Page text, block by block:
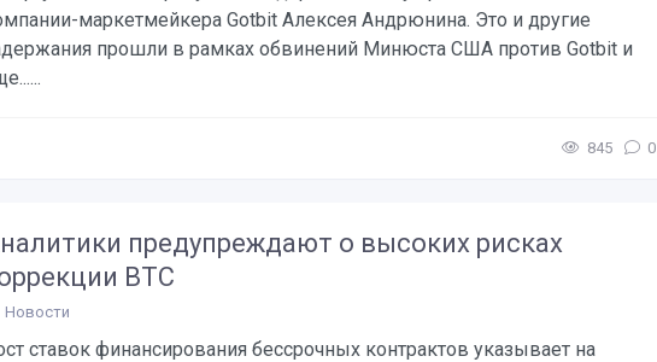
маркетмейкера Gotbit Алексея Андрюнина. Это и другие
прошли в рамках обвинений Минюста США против Gotbit и
845 0
предупреждают о высоких рисках
BTC
Новости
ставок финансирования бессрочных контрактов указывает на